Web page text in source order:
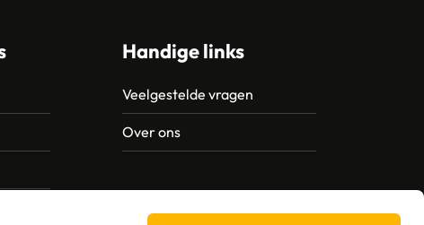
Handige links
Veelgestelde vragen
Over ons